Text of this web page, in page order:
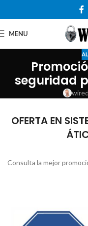
MENU
seguridad
OFERTA EN
Consulta la mejor